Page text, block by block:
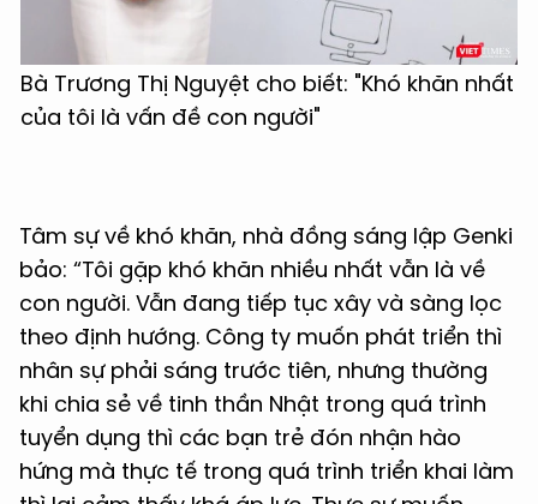
Bà Trương Thị Nguyệt cho biết: "Khó khăn nhất
của tôi là vấn đề con người"
Tâm sự về khó khăn, nhà đồng sáng lập Genki
bảo: “Tôi gặp khó khăn nhiều nhất vẫn là về
con người. Vẫn đang tiếp tục xây và sàng lọc
theo định hướng. Công ty muốn phát triển thì
nhân sự phải sáng trước tiên, nhưng thường
khi chia sẻ về tinh thần Nhật trong quá trình
tuyển dụng thì các bạn trẻ đón nhận hào
hứng mà thực tế trong quá trình triển khai làm